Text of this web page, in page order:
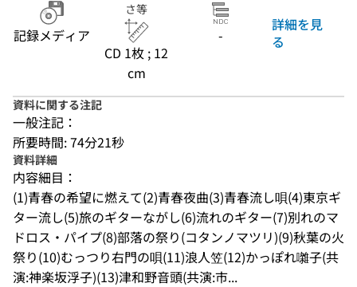
記録メディア
さ等
CD 1枚 ; 12
cm
-
詳細を見
る
資料に関する注記
一般注記：
所要時間: 74分21秒
資料詳細
内容細目：
(1)青春の希望に燃えて(2)青春夜曲(3)青春流し唄(4)東京ギ
ター流し(5)旅のギターながし(6)流れのギター(7)別れのマ
ドロス・パイプ(8)部落の祭り(コタンノマツリ)(9)秋葉の火
祭り(10)むっつり右門の唄(11)浪人笠(12)かっぽれ囃子(共
演:神楽坂浮子)(13)津和野音頭(共演:市...